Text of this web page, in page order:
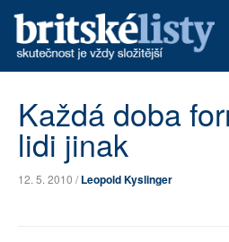
ARCHIV
TÉMATA
Každá doba
lidi jinak
12. 5. 2010 /Leopold Kyslinger